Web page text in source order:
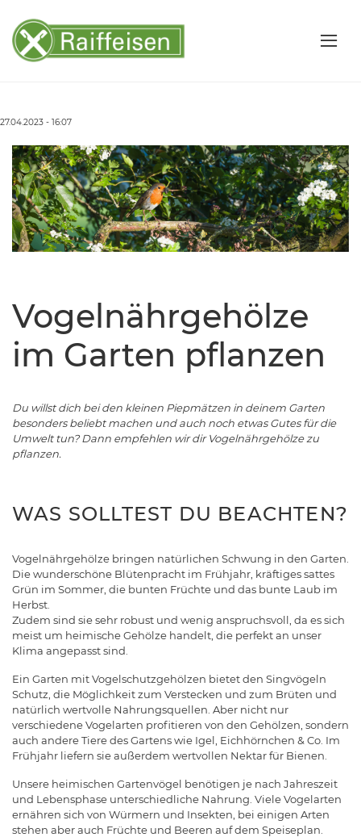
27.04.2023 - 16:07
Vogelnährgehölze
im Garten pflanzen
Du willst dich bei den kleinen Piepmätzen in deinem Garten
besonders beliebt machen und auch noch etwas Gutes für die
Umwelt tun? Dann empfehlen wir dir Vogelnährgehölze zu
pflanzen.
WAS SOLLTEST DU BEACHTEN?
Vogelnährgehölze bringen natürlichen Schwung in den Garten.
Die wunderschöne Blütenpracht im Frühjahr, kräftiges sattes
Grün im Sommer, die bunten Früchte und das bunte Laub im
Herbst.
Zudem sind sie sehr robust und wenig anspruchsvoll, da es sich
meist um heimische Gehölze handelt, die perfekt an unser
Klima angepasst sind.
Ein Garten mit Vogelschutzgehölzen bietet den Singvögeln
Schutz, die Möglichkeit zum Verstecken und zum Brüten und
natürlich wertvolle Nahrungsquellen. Aber nicht nur
verschiedene Vogelarten profitieren von den Gehölzen, sondern
auch andere Tiere des Gartens wie Igel, Eichhörnchen & Co. Im
Frühjahr liefern sie außerdem wertvollen Nektar für Bienen.
Unsere heimischen Gartenvögel benötigen je nach Jahreszeit
und Lebensphase unterschiedliche Nahrung. Viele Vogelarten
ernähren sich von Würmern und Insekten, bei einigen Arten
stehen aber auch Früchte und Beeren auf dem Speiseplan.